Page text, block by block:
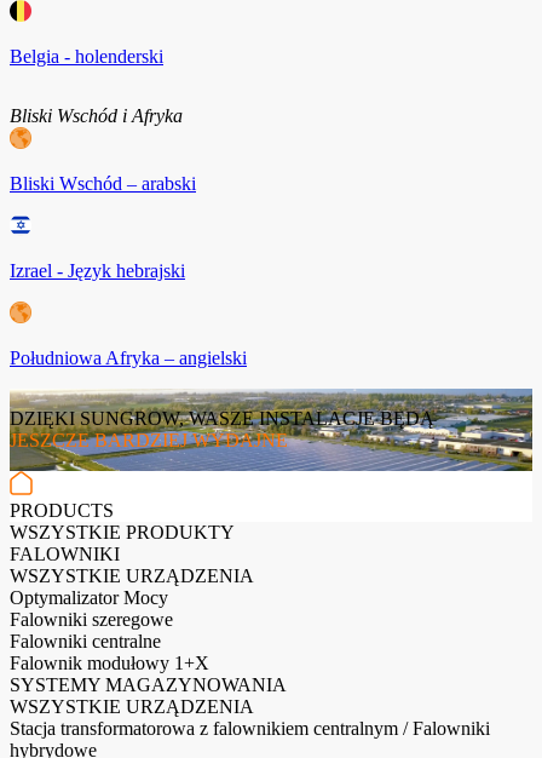
Belgia - holenderski
Bliski Wschód i Afryka
Bliski Wschód – arabski
Izrael - Język hebrajski
Południowa Afryka – angielski
DZIĘKI SUNGROW, WASZE INSTALACJE BĘDĄ
JESZCZE BARDZIEJ WYDAJNE
PRODUCTS
WSZYSTKIE PRODUKTY
FALOWNIKI
WSZYSTKIE URZĄDZENIA
Optymalizator Mocy
Falowniki szeregowe
Falowniki centralne
Falownik modułowy 1+X
SYSTEMY MAGAZYNOWANIA
WSZYSTKIE URZĄDZENIA
Stacja transformatorowa z falownikiem centralnym / Falowniki
hybrydowe